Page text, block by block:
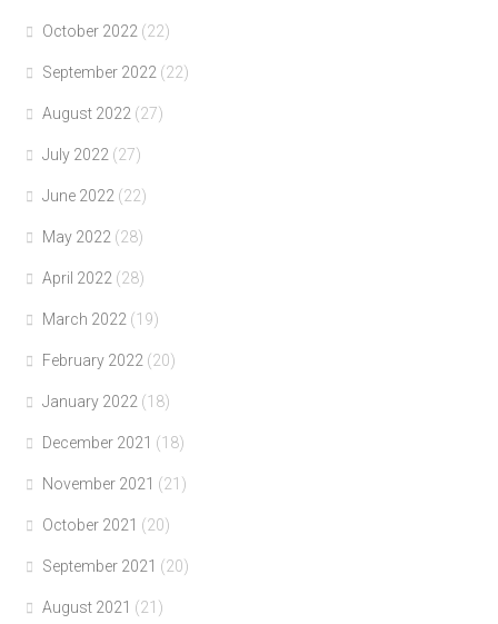
October 2022 (22)
September 2022 (22)
August 2022 (27)
July 2022 (27)
June 2022 (22)
May 2022 (28)
April 2022 (28)
March 2022 (19)
February 2022 (20)
January 2022 (18)
December 2021 (18)
November 2021 (21)
October 2021 (20)
September 2021 (20)
August 2021 (21)